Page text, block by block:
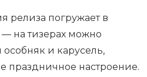
релиза погружает в
на тизерах можно
и карусель,
праздничное настроение.